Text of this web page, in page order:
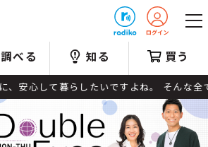
調べる 知る 買う
暮らしたいですよね。 そんな全ての人